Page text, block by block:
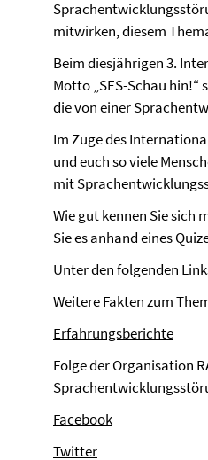
mitwirken, diesem
Beim diesjährigen 3.
Motto „SES-Schau
die von einer
Im Zuge des
und euch so viele
mit
Wie gut kennen Sie sich
Sie es anhand eines
Unter den folgenden
Weitere Fakten zum
Erfahrungsberichte
Folge der Organisation
Facebook
Twitter